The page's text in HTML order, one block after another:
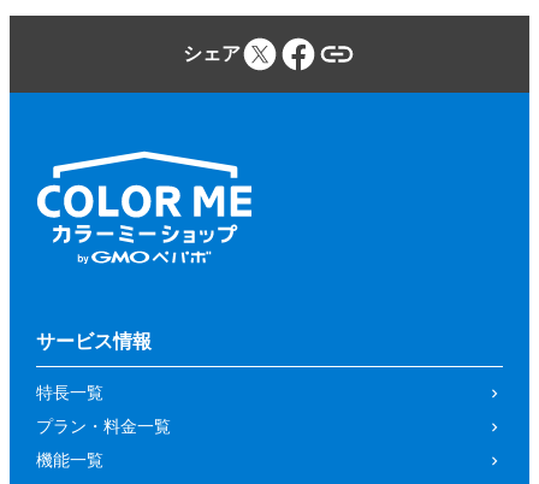
シェア
サービス情報
特長一覧
プラン・料金一覧
機能一覧